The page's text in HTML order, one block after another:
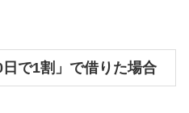
で1割」で借りた場合